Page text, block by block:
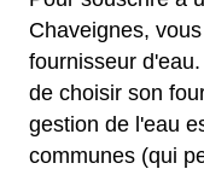
Chaveignes,
fournisseur
de choisir son
gestion de l'eau
communes (qui